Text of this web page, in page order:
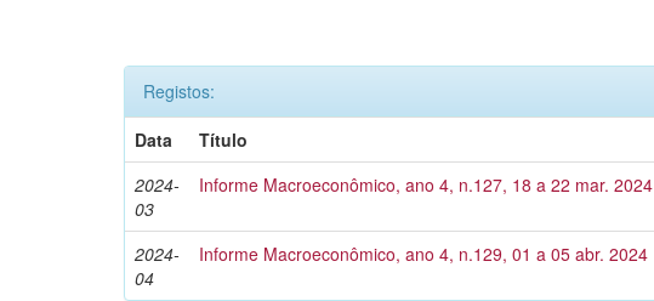
Registos:
Data
Título
2024-
03
Informe Macroeconômico, ano 4, n.127, 18 a 22 mar. 2024
2024-
04
Informe Macroeconômico, ano 4, n.129, 01 a 05 abr. 2024